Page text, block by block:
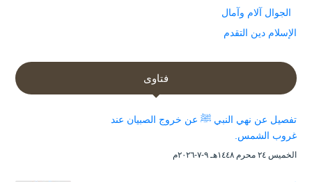
الجوال آلام وآمال
الإسلام دين التقدم
فتاوى
تفصيل عن نهي النبي ﷺ عن خروج الصبيان عند
غروب الشمس.
الخميس ۲٤ محرم ۱٤٤۸هـ ۹-۷-۲۰۲٦م